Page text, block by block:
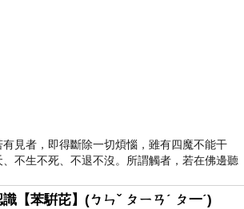
見者，即得斷除一切煩惱，雖有四魔不能干
不生不死、不退不沒。所謂觸者，若在佛邊聽
識【苯騈芘】(ㄅㄣˇ ㄆㄧㄢˊ ㄆ一ˊ)